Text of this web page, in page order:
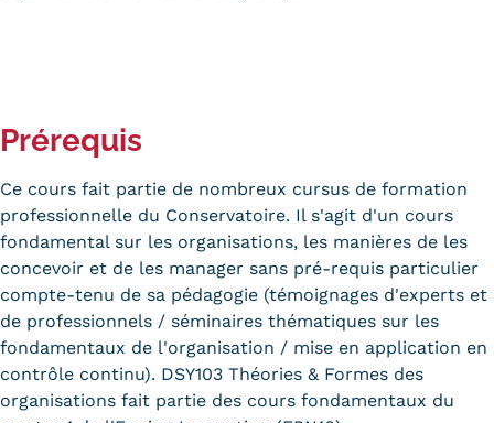
Taxe d'apprentissage
Infos enseignants
Être enseignant au Cnam
Infos partenaires
Liste des partenaires
Communication
Kits communications Cnam
Prérequis
Ce cours fait partie de nombreux cursus de formation
professionnelle du Conservatoire. Il s'agit d'un cours
fondamental sur les organisations, les manières de les
concevoir et de les manager sans pré-requis particulier
compte-tenu de sa pédagogie (témoignages d'experts et
de professionnels / séminaires thématiques sur les
fondamentaux de l'organisation / mise en application en
contrôle continu). DSY103 Théories & Formes des
organisations fait partie des cours fondamentaux du